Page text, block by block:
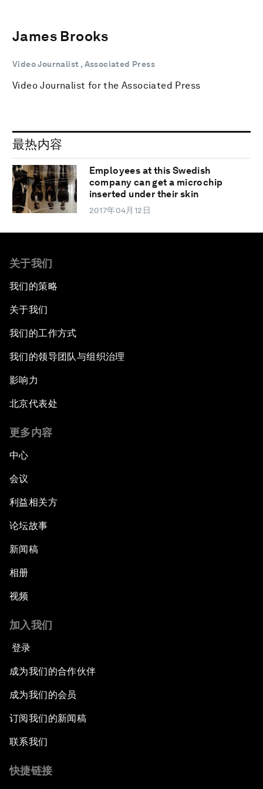
James Brooks
Video Journalist , Associated Press
Video Journalist for the Associated Press
最热内容
Employees at this Swedish
company can get a microchip
inserted under their skin
2017年04月12日
关于我们
我们的策略
关于我们
我们的工作方式
我们的领导团队与组织治理
影响力
北京代表处
更多内容
中心
会议
利益相关方
论坛故事
新闻稿
相册
视频
加入我们
登录
成为我们的合作伙伴
成为我们的会员
订阅我们的新闻稿
联系我们
快捷链接